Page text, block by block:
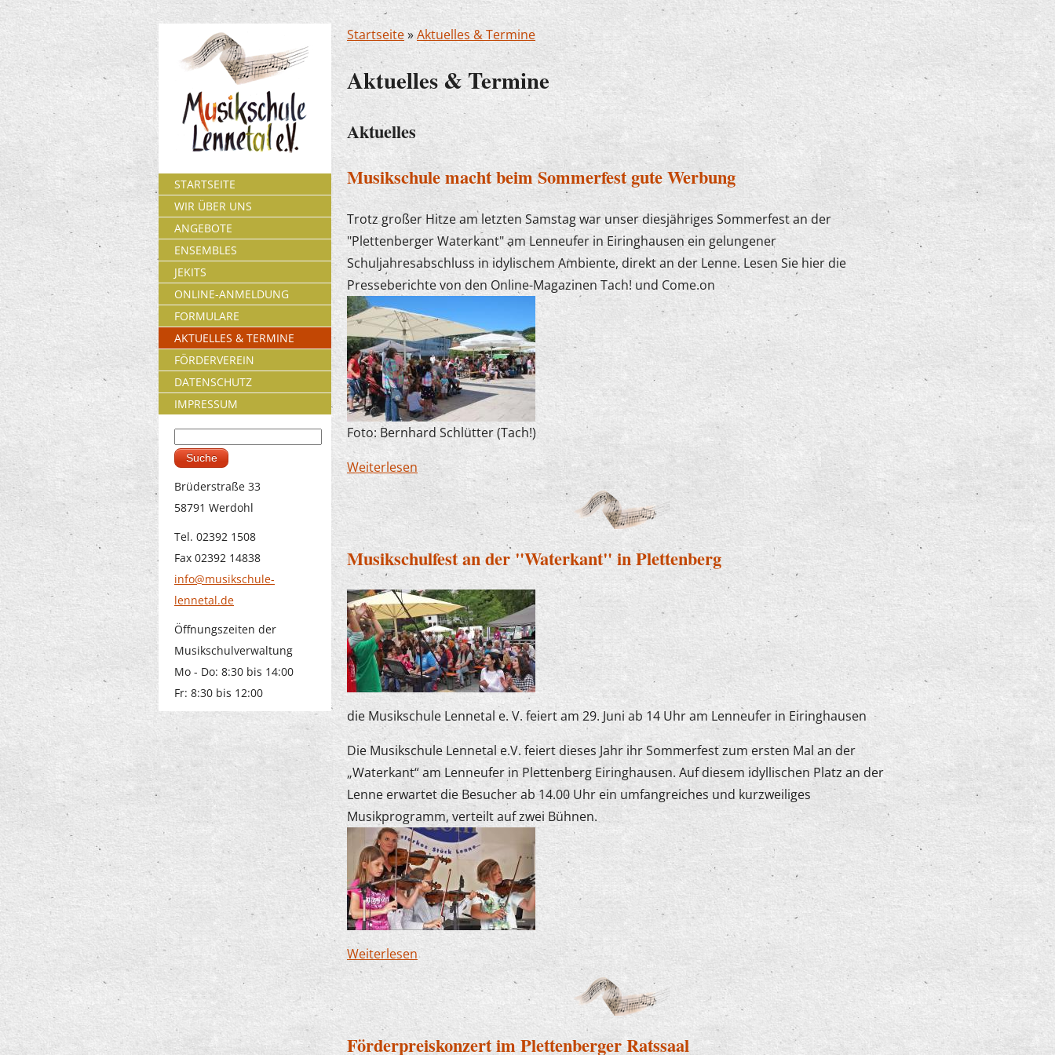
Startseite»Aktuelles & Termine
Aktuelles & Termine
Aktuelles
Musikschule macht beim Sommerfest gute Werbung
Trotz großer Hitze am letzten Samstag war unser diesjähriges Sommerfest an der
"Plettenberger Waterkant" am Lenneufer in Eiringhausen ein gelungener
Schuljahresabschluss in idylischem Ambiente, direkt an der Lenne. Lesen Sie hier die
Presseberichte von den Online-Magazinen Tach! und Come.on
Foto: Bernhard Schlütter (Tach!)
Weiterlesen über Musikschule macht beim Sommerfest gute Werbung
Musikschulfest an der "Waterkant" in Plettenberg
die Musikschule Lennetal e. V. feiert am 29. Juni ab 14 Uhr am Lenneufer in Eiringhausen
Die Musikschule Lennetal e.V. feiert dieses Jahr ihr Sommerfest zum ersten Mal an der
„Waterkant“ am Lenneufer in Plettenberg Eiringhausen. Auf diesem idyllischen Platz an der
Lenne erwartet die Besucher ab 14.00 Uhr ein umfangreiches und kurzweiliges
Musikprogramm, verteilt auf zwei Bühnen.
Weiterlesenüber Musikschulfest an der "Waterkant" in Plettenberg
Förderpreiskonzert im Plettenberger Ratssaal
STARTSEITE
WIR ÜBER UNS
ANGEBOTE
ENSEMBLES
JEKITS
ONLINE-ANMELDUNG
FORMULARE
AKTUELLES & TERMINE
FÖRDERVEREIN
DATENSCHUTZ
IMPRESSUM
Suchformular
Brüderstraße 33
58791 Werdohl
Tel. 02392 1508
Fax 02392 14838
info@musikschule-
lennetal.de
Öffnungszeiten der
Musikschulverwaltung
Mo - Do: 8:30 bis 14:00
Fr: 8:30 bis 12:00